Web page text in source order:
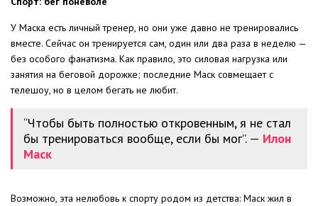
У Маска есть личный тренер, но они уже давно не тренировались
вместе. Сейчас он тренируется сам, один или два раза в неделю —
без особого фанатизма. Как правило, это силовая нагрузка или
занятия на беговой дорожке; последние Маск совмещает с
телешоу, но в целом бегать не любит.
“Чтобы быть полностью откровенным, я не стал
бы тренироваться вообще, если бы мог”. — Илон
Маск
Возможно, эта нелюбовь к спорту родом из детства: Маск жил в